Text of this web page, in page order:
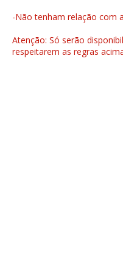
-Não tenham relação com
Atenção: Só serão
respeitarem as regras